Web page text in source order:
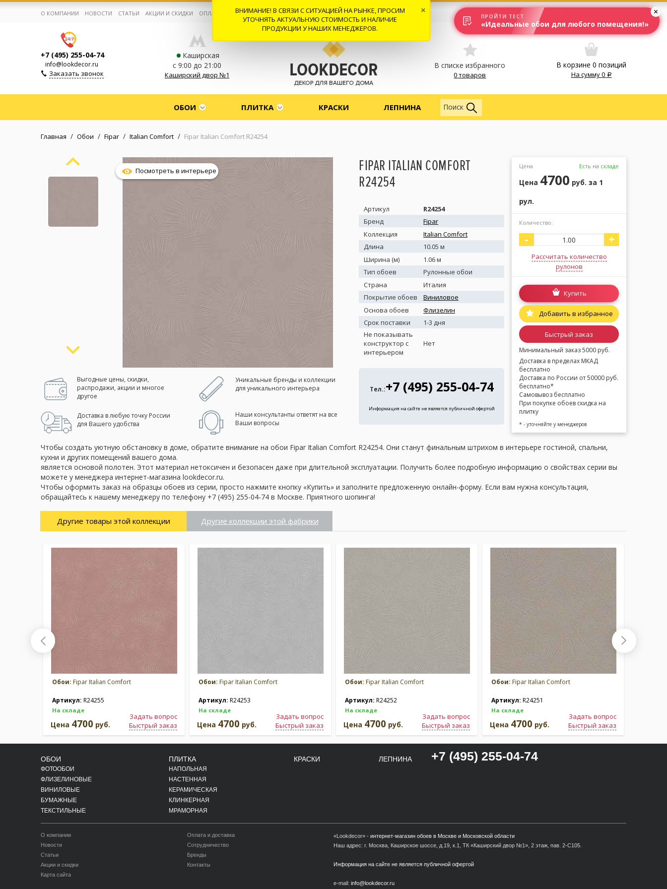
Корзина:0
Избранное:0 товаров
Каталог
(сменить город)
Заказать обратный звонок
О КОМПАНИИ НОВОСТИ СТАТЬИ АКЦИИ И СКИДКИ ОПЛАТА И ДОСТАВКА СОТРУДНИЧЕСТВО КОНТАКТЫ ОТЗЫВЫ
+7 (495) 255-04-74
info@lookdecor.ru
Заказать звонок
Каширская
с 9:00 до 21:00
Каширский двор №1
В списке избранного
0 товаров
В корзине 0 позиций
На сумму0
ОБОИ ПЛИТКА КРАСКИ ЛЕПНИНА Обои
Поиск
Главная / Обои / Fipar / Italian Comfort / Fipar Italian Comfort R24254
Посмотреть в интерьере
Выгодные цены, скидки,
распродажи, акции и многое
другое
Уникальные бренды и коллекции
для уникального интерьера
Доставка в любую точку России
для Вашего удобства
Наши консультанты ответят на все
Ваши вопросы
FIPAR ITALIAN COMFORT
R24254
Артикул
R24254
Бренд
Fipar
Коллекция
Italian Comfort
Длина
10.05 м
Ширина (м)
1.06 м
Тип обоев
Рулонные обои
Страна
Италия
Покрытие обоев
Виниловое
Основа обоев
Флизелин
Срок поставки
1-3 дня
Не показывать
конструктор с
интерьером
Нет
Тел.:+7 (495) 255-04-74
Информация на сайте не является публичной офертой
Цена Есть на складе
Цена 4700 руб. за 1
рул.
Количество:
- +
Рассчитать количество
рулонов
Купить
Добавить в избранное
Быстрый заказ
Минимальный заказ 5000 руб.
Доставка в пределах МКАД
бесплатно
Доставка по России от 50000 руб.
бесплатно*
Самовывоз бесплатно
При покупке обоев скидка на
плитку
* - уточняйте у менеджеров
Чтобы создать уютную обстановку в доме, обратите внимание на обои Fipar Italian Comfort R24254. Они станут финальным штрихом в интерьере гостиной, спальни,
кухни и других помещений вашего дома.
является основой полотен. Этот материал нетоксичен и безопасен даже при длительной эксплуатации. Получить более подробную информацию о свойствах серии вы
можете у менеджера интернет-магазина lookdecor.ru.
Чтобы оформить заказ на образцы обоев из серии, просто нажмите кнопку «Купить» и заполните предложенную онлайн-форму. Если вам нужна консультация,
обращайтесь к нашему менеджеру по телефону +7 (495) 255-04-74 в Москве. Приятного шопинга!
Другие товары этой коллекции Другие коллекции этой фабрики
Обои: Fipar Italian Comfort
Артикул: R24255
На складе
Задать вопрос
Быстрый заказ
Цена 4700 руб.
Обои: Fipar Italian Comfort
Артикул: R24253
На складе
Задать вопрос
Быстрый заказ
Цена 4700 руб.
Обои: Fipar Italian Comfort
Артикул: R24252
На складе
Задать вопрос
Быстрый заказ
Цена 4700 руб.
Обои: Fipar Italian Comfort
Артикул: R24251
На складе
Задать вопрос
Быстрый заказ
Цена 4700 руб.
ОБОИ
ФОТООБОИ
ФЛИЗЕЛИНОВЫЕ
ВИНИЛОВЫЕ
БУМАЖНЫЕ
ТЕКСТИЛЬНЫЕ
ПЛИТКА
НАПОЛЬНАЯ
НАСТЕННАЯ
КЕРАМИЧЕСКАЯ
КЛИНКЕРНАЯ
МРАМОРНАЯ
КРАСКИ ЛЕПНИНА +7 (495) 255-04-74
О компании
Новости
Статьи
Акции и скидки
Карта сайта
Оплата и доставка
Сотрудничество
Бренды
Контакты
«Lookdecor» - интернет-магазин обоев в Москве и Московской области
Наш адрес: г. Москва, Каширское шоссе, д.19, к.1, ТК «Каширский двор №1», 2 этаж, пав. 2-С105.
Информация на сайте не является публичной офертой
e-mail: info@lookdecor.ru
ВНИМАНИЕ! В СВЯЗИ С СИТУАЦИЕЙ НА РЫНКЕ, ПРОСИМ
УТОЧНЯТЬ АКТУАЛЬНУЮ СТОИМОСТЬ И НАЛИЧИЕ
ПРОДУКЦИИ У НАШИХ МЕНЕДЖЕРОВ.
×
ПРОЙТИ ТЕСТ
«Идеальные обои для любого помещения!»